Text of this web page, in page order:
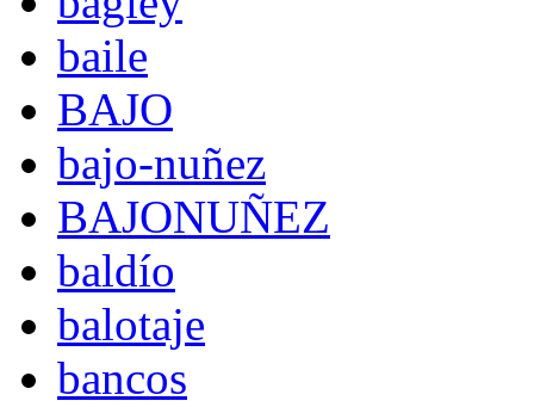
baile
BAJO
bajo-nuñez
BAJONUÑEZ
baldío
balotaje
bancos